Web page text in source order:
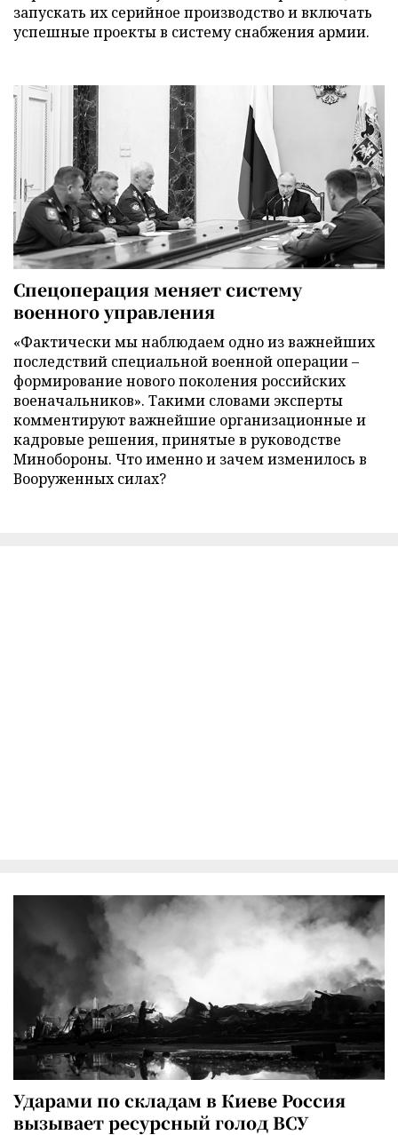
запускать их серийное производство и включать
успешные проекты в систему снабжения армии.
Спецоперация меняет систему
военного управления
«Фактически мы наблюдаем одно из важнейших
последствий специальной военной операции –
формирование нового поколения российских
военачальников». Такими словами эксперты
комментируют важнейшие организационные и
кадровые решения, принятые в руководстве
Минобороны. Что именно и зачем изменилось в
Вооруженных силах?
Ударами по складам в Киеве Россия
вызывает ресурсный голод ВСУ